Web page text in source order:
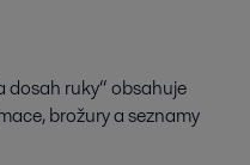
dosah ruky“ obsahuje
brožury a seznamy